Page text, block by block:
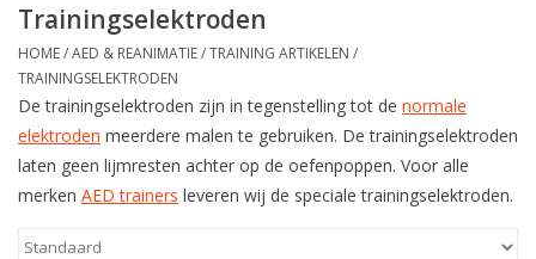
EHBO
Pax tassen
Trainingen
Trainingselektroden
HOME/AED & REANIMATIE/TRAINING ARTIKELEN /
TRAININGSELEKTRODEN
De trainingselektroden zijn in tegenstelling tot de normale
elektroden meerdere malen te gebruiken. De trainingselektroden
laten geen lijmresten achter op de oefenpoppen. Voor alle
merken AED trainers leveren wij de speciale trainingselektroden.